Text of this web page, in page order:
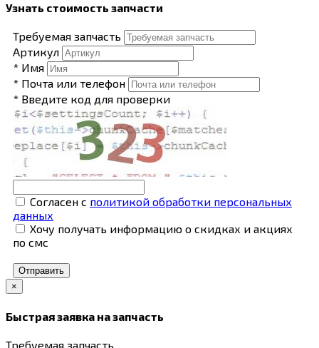
Узнать стоимость запчасти
Требуемая запчасть
Артикул
* Имя
* Почта или телефон
* Введите код для проверки
Согласен с политикой обработки персональных
данных
Хочу получать информацию о скидках и акциях
по смс
Отправить
×
Быстрая заявка на запчасть
Требуемая запчасть